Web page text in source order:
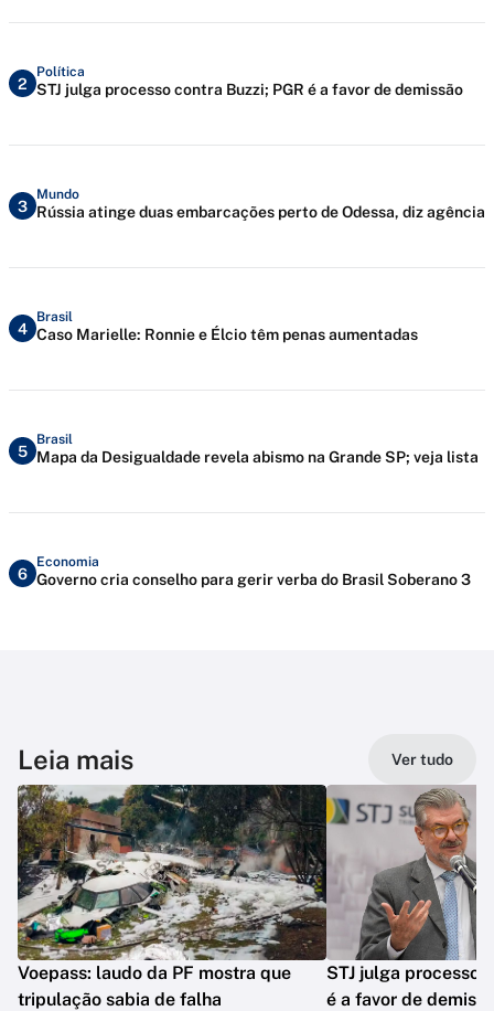
2
Política
STJ julga processo contra Buzzi; PGR é a favor de demissão
3
Mundo
Rússia atinge duas embarcações perto de Odessa, diz agência
4
Brasil
Caso Marielle: Ronnie e Élcio têm penas aumentadas
5
Brasil
Mapa da Desigualdade revela abismo na Grande SP; veja lista
6
Economia
Governo cria conselho para gerir verba do Brasil Soberano 3
Leia mais Ver tudo
Voepass: laudo da PF mostra que
tripulação sabia de falha
STJ julga processo
é a favor de